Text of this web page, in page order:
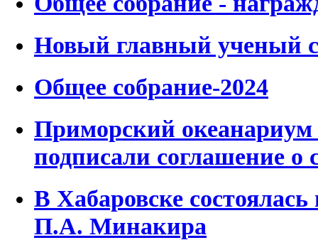
Новый главный ученый
Общее собрание-2024
Приморский
подписали соглашение о
В Хабаровске
П.А. Минакира